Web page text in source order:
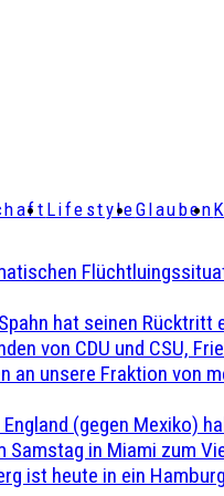
LifestyleGlauben
hat seinen Rücktritt
von CDU und CSU,
unsere Fraktion von
(gegen Mexiko)
in Miami zum
ist heute in ein